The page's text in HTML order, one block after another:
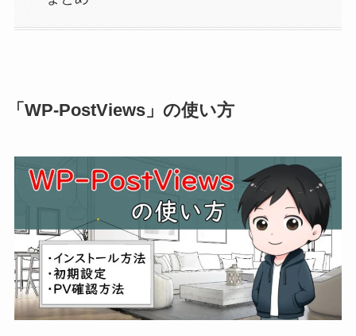
「WP-PostViews」の使い方